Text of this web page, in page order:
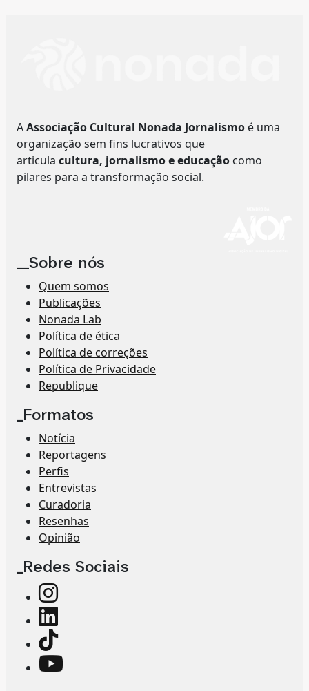
AAssociação Cultural Nonada Jornalismo é uma
organização sem fins lucrativos que
articula cultura, jornalismo e educação como
pilares para a transformação social.
__Sobre nós
Quem somos
Publicações
Nonada Lab
Política de ética
Política de correções
Política de Privacidade
Republique
_Formatos
Notícia
Reportagens
Perfis
Entrevistas
Curadoria
Resenhas
Opinião
_Redes Sociais